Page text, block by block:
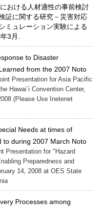
おける人材適性の事前検討
証に関する研究－災害対応
ミュレーション実験による
3月.
to Disaster
from the 2007 Noto
Presentation for Asia Pacific
Hawai`i Convention Center,
(Please Use Inetenet
Needs at times of
to during 2007 March Noto
Presentation for "Hazard
Preparedness and
14, 2008 at OES State
Processes among